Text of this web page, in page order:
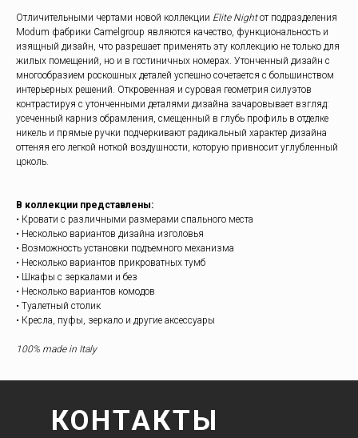
Отличительными чертами новой коллекции Elite Nightот подразделения
Modum фабрики Camelgroup являются качество, функциональность и
изящный дизайн, что разрешает применять эту коллекцию не только для
жилых помещений, но и в гостиничных номерах. Утонченный дизайн с
многообразием роскошных деталей успешно сочетается с большинством
интерьерных решений. Откровенная и суровая геометрия силуэтов
контрастируя с утонченными деталями дизайна зачаровывает взгляд:
усеченный карниз обрамления, смещенный в глубь профиль в отделке
никель и прямые ручки подчеркивают радикальный характер дизайна
оттеняя его легкой ноткой воздушности, которую привносит углубленный
цоколь.
В коллекции представлены:
• Кровати с различными размерами спального места
• Несколько вариантов дизайна изголовья
• Возможность установки подъемного механизма
• Несколько вариантов прикроватных тумб
• Шкафы c зеркалами и без
• Несколько вариантов комодов
• Туалетный столик
• Кресла, пуфы, зеркало и другие аксессуары
100% made in Italy
КОНТАКТЫ